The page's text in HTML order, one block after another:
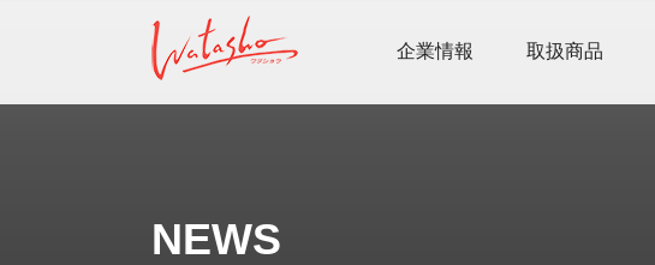
NEWS
企業情報 取扱商品